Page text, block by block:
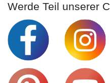
Werde Teil unserer